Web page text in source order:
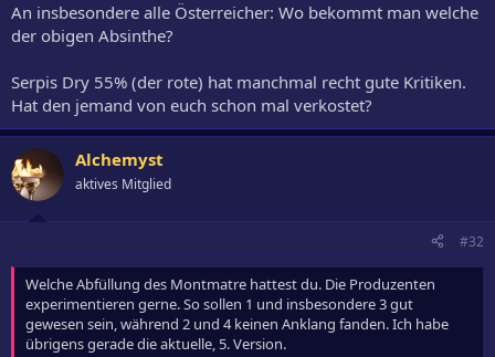
An insbesondere alle Österreicher: Wo bekommt man welche
der obigen Absinthe?
Serpis Dry 55% (der rote) hat manchmal recht gute Kritiken.
Hat den jemand von euch schon mal verkostet?
Alchemyst
aktives Mitglied
#32
Welche Abfüllung des Montmatre hattest du. Die Produzenten
experimentieren gerne. So sollen 1 und insbesondere 3 gut
gewesen sein, während 2 und 4 keinen Anklang fanden. Ich habe
übrigens gerade die aktuelle, 5. Version.